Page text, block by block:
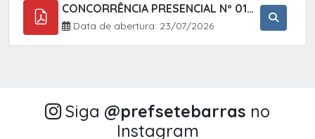
CONCORRÊNCIA PRESENCIAL Nº 018/2026 - PAVIMENTAÇÃO ASFÁLTICA NO BAIRRO VOTUPOCA ? ESTRADA DA RAPOSA, NO MUNICÍPIO DE SETE BARRAS/SP
Data de abertura: 23/07/2026
Siga @‌prefsetebarras no
Instagram